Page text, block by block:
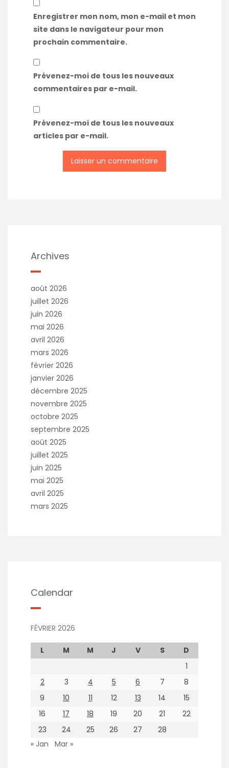
Enregistrer mon nom, mon e-mail et mon
site dans le navigateur pour mon
prochain commentaire.
Prévenez-moi de tous les nouveaux
commentaires par e-mail.
Prévenez-moi de tous les nouveaux
articles par e-mail.
Archives
août 2026
juillet 2026
juin 2026
mai 2026
avril 2026
mars 2026
février 2026
janvier 2026
décembre 2025
novembre 2025
octobre 2025
septembre 2025
août 2025
juillet 2025
juin 2025
mai 2025
avril 2025
mars 2025
Calendar
FÉVRIER 2026
L M M J V S
D
1
2
3 4 5 6 7
8
9
10 11 12 13 14
15
16
17 18 19 20 21
22
23
24 25 26 27
28
« Jan
Mar »